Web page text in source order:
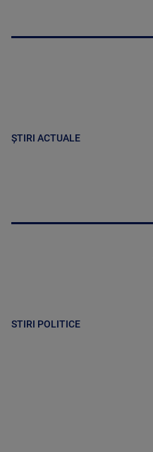
ȘTIRI ACTUALE
STIRI POLITICE